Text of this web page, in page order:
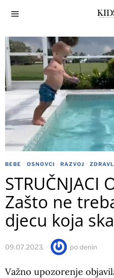
BEBE · OSNOVCI · RAZVOJ ·
STRUČNJACI
Zašto ne
djecu koja
09.07.2023. po denin
Važno upozorenje